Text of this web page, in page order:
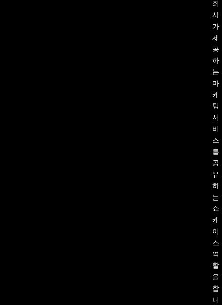
회
사
가
제
공
하
는
마
케
팅
서
비
스
를
공
유
하
는
쇼
케
이
스
역
할
을
합
니